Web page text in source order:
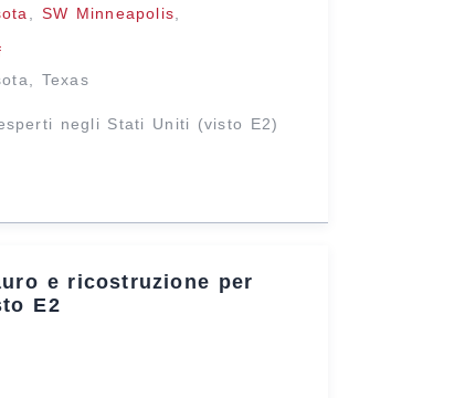
SW Minneapolis
Texas
negli Stati Uniti (visto E2)
e ricostruzione per
E2